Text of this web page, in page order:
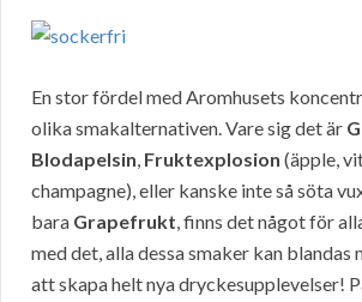
En stor fördel med Aromhusets
olika smakalternativen. Vare sig det är
Blodapelsin, Fruktexplosion (äpple,
champagne), eller kanske inte så söta
bara Grapefrukt, finns det något för
med det, alla dessa smaker kan blandas
att skapa helt nya dryckesupplevelser!